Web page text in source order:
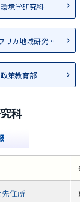
境学研究科
アジア・アフリカ地域研究研究科
策教育部
科
住所